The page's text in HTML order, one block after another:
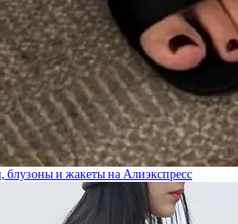
и жакеты на Алиэкспресс